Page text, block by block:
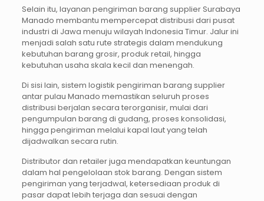
Selain itu, layanan pengiriman barang supplier Surabaya
Manado membantu mempercepat distribusi dari pusat
industri di Jawa menuju wilayah Indonesia Timur. Jalur ini
menjadi salah satu rute strategis dalam mendukung
kebutuhan barang grosir, produk retail, hingga
kebutuhan usaha skala kecil dan menengah.
Di sisi lain, sistem logistik pengiriman barang supplier
antar pulau Manado memastikan seluruh proses
distribusi berjalan secara terorganisir, mulai dari
pengumpulan barang di gudang, proses konsolidasi,
hingga pengiriman melalui kapal laut yang telah
dijadwalkan secara rutin.
Distributor dan retailer juga mendapatkan keuntungan
dalam hal pengelolaan stok barang. Dengan sistem
pengiriman yang terjadwal, ketersediaan produk di
pasar dapat lebih terjaga dan sesuai dengan